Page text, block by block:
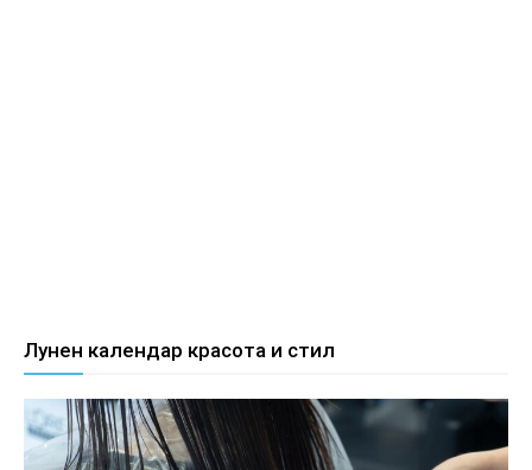
Лунен календар красота и стил